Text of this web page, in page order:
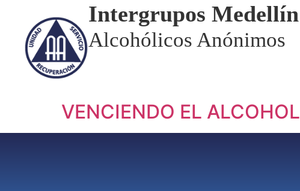
Intergrupos Medellín
Alcohólicos Anónimos
VENCIENDO EL ALCOHOL